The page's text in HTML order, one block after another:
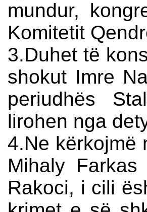
mundur,
Komitetit
3.Duhet të
shokut Imre
periudhës
lirohen nga
4.Ne kërkojmë
Mihaly
Rakoci, i cili